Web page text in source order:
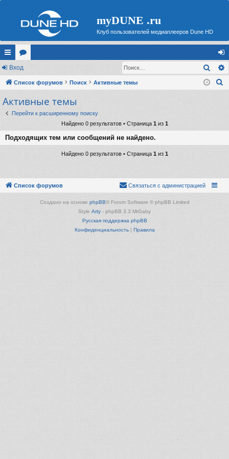
myDUNE .ru
Клуб пользователей медиаплееров Dune HD
с
ы
лк
и
ор
ум
хо
д
Вход
Список форумов Поиск Активные темы
Активные темы
Перейти к расширенному поиску
Найдено 0 результатов • Страница 1 из 1
Подходящих тем или сообщений не найдено.
Найдено 0 результатов • Страница 1из 1
Список форумов Связаться с администрацией
Создано на основе phpBB® Forum Software © phpBB Limited
Style Arty - phpBB 3.3 MrGaby
Русская поддержка phpBB
Конфиденциальность| Правила